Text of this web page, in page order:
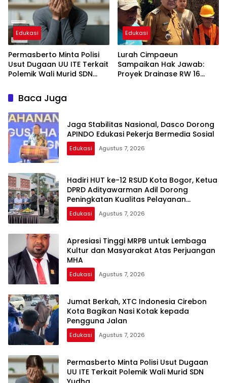
Edukasi
Permasberto Minta Polisi
Usut Dugaan UU ITE Terkait
Polemik Wali Murid SDN
Edukasi
Lurah Cimpaeun
Sampaikan Hak Jawab:
Proyek Drainase RW 16
Baca Juga
Jaga Stabilitas Nasional, Dasco Dorong
APINDO Edukasi Pekerja Bermedia Sosial
Edukasi Agustus 7, 2026
Hadiri HUT ke-12 RSUD Kota Bogor, Ketua
DPRD Adityawarman Adil Dorong
Peningkatan Kualitas Pelayanan
Kesehatan
Edukasi Agustus 7, 2026
Apresiasi Tinggi MRPB untuk Lembaga
Kultur dan Masyarakat Atas Perjuangan
MHA
Edukasi Agustus 7, 2026
Jumat Berkah, XTC Indonesia Cirebon
Kota Bagikan Nasi Kotak kepada
Pengguna Jalan
Edukasi Agustus 7, 2026
Permasberto Minta Polisi Usut Dugaan
UU ITE Terkait Polemik Wali Murid SDN